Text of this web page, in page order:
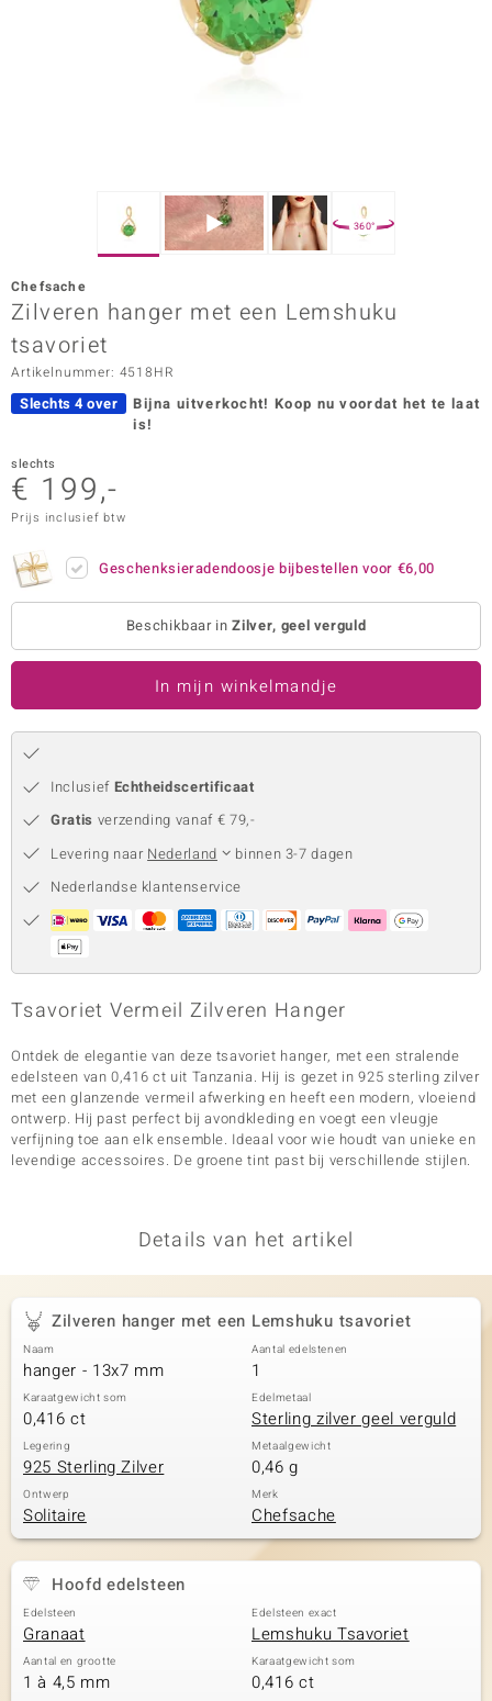
Vogue
Collection
360°
Chefsache
Zilveren hanger met een Lemshuku
tsavoriet
Artikelnummer: 4518HR
Slechts 4 over Bijna uitverkocht! Koop nu voordat het te laat
is!
slechts
€ 199,-
Prijs inclusief btw
Geschenksieradendoosje bijbestellen voor €6,00
Beschikbaar inZilver, geel verguld
In mijn winkelmandje
Inclusief Echtheidscertificaat
Gratis verzending vanaf € 79,-
Levering naar Nederland
binnen 3-7 dagen
Nederlandse klantenservice
Tsavoriet Vermeil Zilveren Hanger
Ontdek de elegantie van deze tsavoriet hanger, met een stralende
edelsteen van 0,416 ct uit Tanzania. Hij is gezet in 925 sterling zilver
met een glanzende vermeil afwerking en heeft een modern, vloeiend
ontwerp. Hij past perfect bij avondkleding en voegt een vleugje
verfijning toe aan elk ensemble. Ideaal voor wie houdt van unieke en
levendige accessoires. De groene tint past bij verschillende stijlen.
Details van het artikel
Zilveren hanger met een Lemshuku tsavoriet
Naam
hanger - 13x7 mm
Aantal edelstenen
1
Karaatgewicht som
0,416 ct
Edelmetaal
Sterling zilver geel verguld
Legering
925 Sterling Zilver
Metaalgewicht
0,46 g
Ontwerp
Solitaire
Merk
Chefsache
Hoofd edelsteen
Edelsteen
Granaat
Edelsteen exact
Lemshuku Tsavoriet
Aantal en grootte
1 à 4,5 mm
Karaatgewicht som
0,416 ct